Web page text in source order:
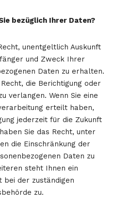
bezüglich Ihrer Daten?
unentgeltlich Auskunft
und Zweck Ihrer
Daten zu erhalten.
die Berichtigung oder
verlangen. Wenn Sie eine
erteilt haben,
jederzeit für die Zukunft
Sie das Recht, unter
die Einschränkung der
Daten zu
steht Ihnen ein
bei der zuständigen
zu.